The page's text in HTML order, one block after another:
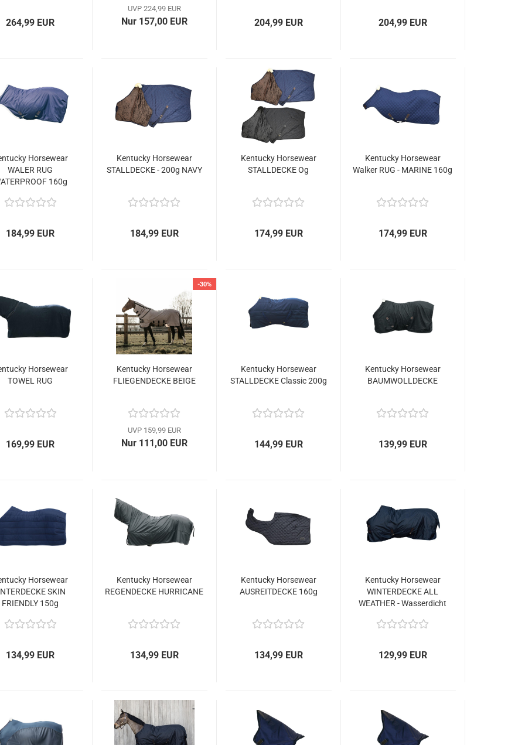
264,99 EUR
UVP 224,99 EUR
Nur 157,00 EUR 204,99 EUR 204,99 EUR
Horsewear
WALER RUG
160g
184,99 EUR
Kentucky Horsewear
STALLDECKE - 200g NAVY
184,99 EUR
Kentucky Horsewear
STALLDECKE Og
174,99 EUR
Kentucky Horsewear
Walker RUG - MARINE 160g
174,99 EUR
Horsewear
TOWEL RUG
169,99 EUR
-30%
Kentucky Horsewear
FLIEGENDECKE BEIGE
UVP 159,99 EUR
Nur 111,00 EUR
Kentucky Horsewear
STALLDECKE Classic 200g
144,99 EUR
Kentucky Horsewear
BAUMWOLLDECKE
139,99 EUR
Horsewear
SKIN
FRIENDLY 150g
134,99 EUR
Kentucky Horsewear
REGENDECKE HURRICANE
134,99 EUR
Kentucky Horsewear
AUSREITDECKE 160g
134,99 EUR
Kentucky Horsewear
WINTERDECKE ALL
WEATHER - Wasserdicht
129,99 EUR